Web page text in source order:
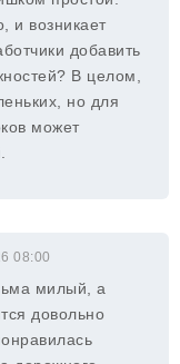
и возникает
добавить
В целом,
но для
может
08:00
милый, а
довольно